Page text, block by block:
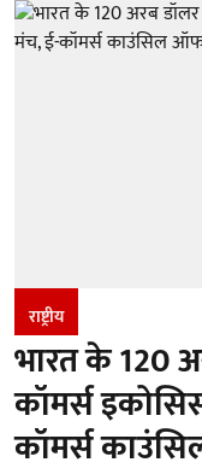
राष्ट्रीय
भारत के 120
कॉमर्स
कॉमर्स